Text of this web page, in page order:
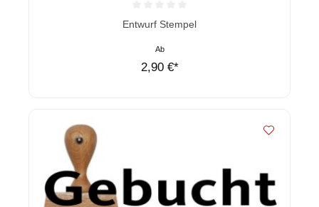
Durchschnittliche Bewertung von 0 von 5 Sternen
Entwurf Stempel
Ab
2,90 €*